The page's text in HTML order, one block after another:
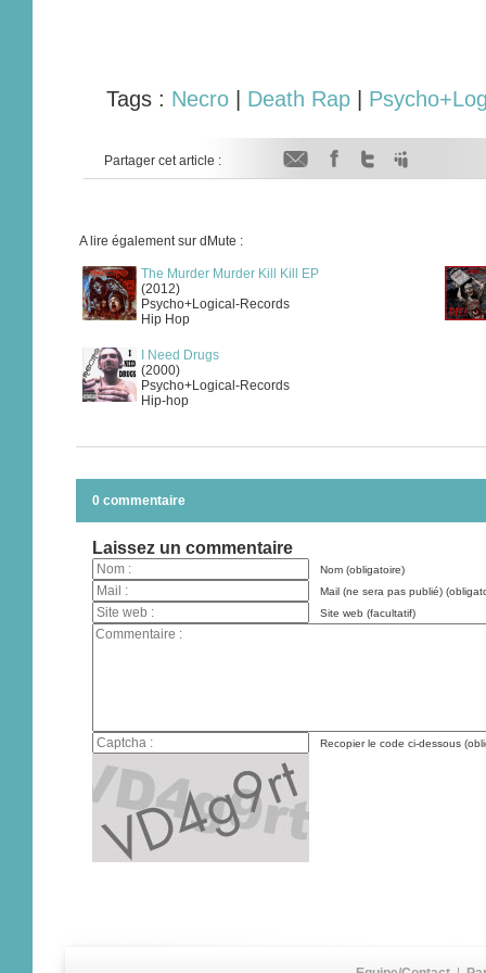
Tags : Necro| Death Rap|
Partager cet article :
A lire également sur dMute :
The Murder Murder Kill Kill EP
(2012)
Psycho+Logical-Records
Hip Hop
I Need Drugs
(2000)
Psycho+Logical-Records
Hip-hop
0 commentaire
Laissez un commentaire
Nom (obligatoire)
Mail (ne sera pas publié)
Site web (facultatif)
Recopier le code ci-dessous